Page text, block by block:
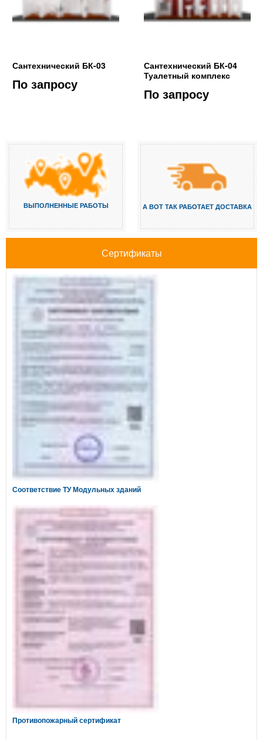
Сантехнический БК-03
По запросу
Сантехнический БК-04
Туалетный комплекс
По запросу
ВЫПОЛНЕННЫЕ РАБОТЫ А ВОТ ТАК РАБОТАЕТ ДОСТАВКА
Сертификаты
Соответствие ТУ Модульных зданий
Противопожарный сертификат